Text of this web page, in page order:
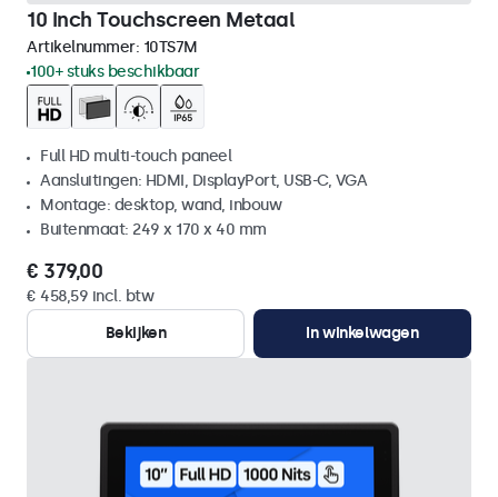
10 Inch Touchscreen Metaal
Artikelnummer: 10TS7M
100+ stuks beschikbaar
Full HD multi-touch paneel
Aansluitingen: HDMI, DisplayPort, USB-C, VGA
Montage: desktop, wand, inbouw
Buitenmaat: 249 x 170 x 40 mm
€ 379,00
€ 458,59 incl. btw
Bekijken
In winkelwagen